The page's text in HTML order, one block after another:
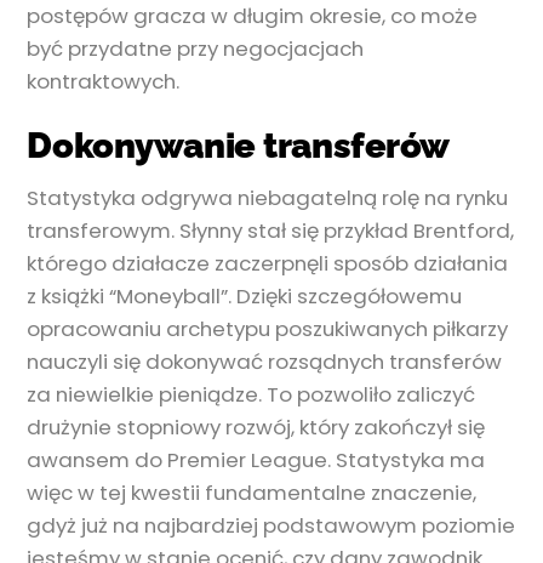
postępów gracza w długim okresie, co może
być przydatne przy negocjacjach
kontraktowych.
Dokonywanie transferów
Statystyka odgrywa niebagatelną rolę na rynku
transferowym. Słynny stał się przykład Brentford,
którego działacze zaczerpnęli sposób działania
z książki “Moneyball”. Dzięki szczegółowemu
opracowaniu archetypu poszukiwanych piłkarzy
nauczyli się dokonywać rozsądnych transferów
za niewielkie pieniądze. To pozwoliło zaliczyć
drużynie stopniowy rozwój, który zakończył się
awansem do Premier League. Statystyka ma
więc w tej kwestii fundamentalne znaczenie,
gdyż już na najbardziej podstawowym poziomie